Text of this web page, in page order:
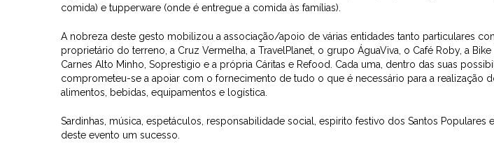
comida) e tupperware (onde é entregue a comida às famílias).
A nobreza deste gesto mobilizou a associação/apoio de várias entidades tanto particulares
proprietário do terreno, a Cruz Vermelha, a TravelPlanet, o grupo ÁguaViva, o Café Roby, a Bike
Carnes Alto Minho, Soprestigio e a própria Cáritas e Refood. Cada uma, dentro das suas
comprometeu-se a apoiar com o fornecimento de tudo o que é necessário para a realização
alimentos, bebidas, equipamentos e logística.
Sardinhas, música, espetáculos, responsabilidade social, espirito festivo dos Santos Populares
deste evento um sucesso.